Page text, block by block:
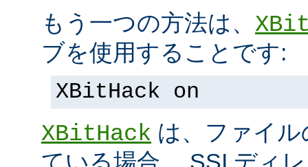
もう一つの方法は、
ブを使用することです:
XBitHack on
XBitHack は、ファイ